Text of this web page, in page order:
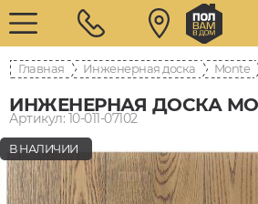
Главная Инженерная доска Monte
ИНЖЕНЕРНАЯ ДОСКА
Артикул: 10-011-07102
В НАЛИЧИИ